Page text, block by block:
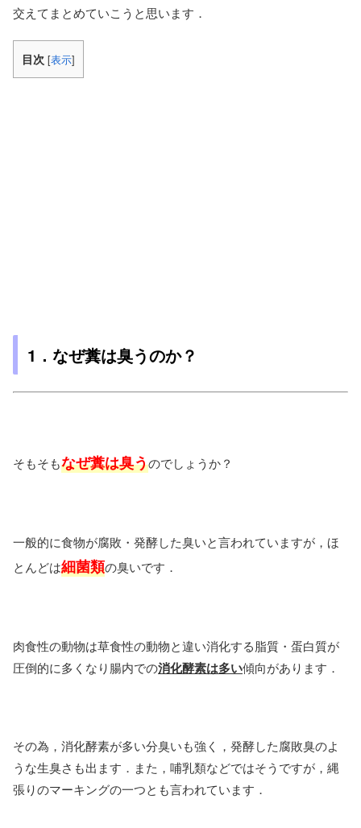
交えてまとめていこうと思います．
目次 [表示]
1．なぜ糞は臭うのか？
そもそもなぜ糞は臭うのでしょうか？
一般的に食物が腐敗・発酵した臭いと言われていますが，ほ
とんどは細菌類の臭いです．
肉食性の動物は草食性の動物と違い消化する脂質・蛋白質が
圧倒的に多くなり腸内での消化酵素は多い傾向があります．
その為，消化酵素が多い分臭いも強く，発酵した腐敗臭のよ
うな生臭さも出ます．また，哺乳類などではそうですが，縄
張りのマーキングの一つとも言われています．